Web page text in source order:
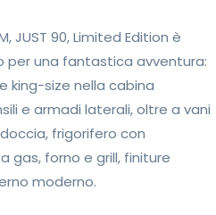
JUST 90, Limited Edition è
una fantastica avventura:
king-size nella cabina
e armadi laterali, oltre a vani
frigorifero con
gas, forno e grill, finiture
moderno.